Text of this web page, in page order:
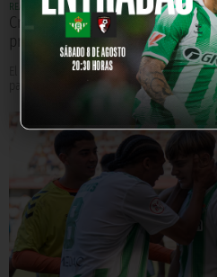
REAL BETIS FUTSAL Hace 1 año
Crónica | El Real Betis Futsal
proclama campeón de liga (0-3)
El conjunto verdiblanco venció en los
para certificar su ascenso a la máxima